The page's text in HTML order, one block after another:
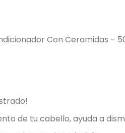
Con Ceramidas –
de tu cabello, ayuda a